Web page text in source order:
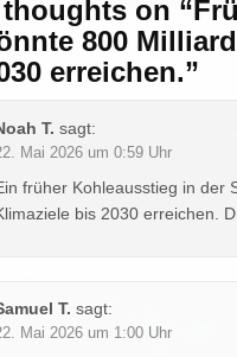
on “
800
erreichen.”
T. sagt:
Mai 2026 um 0:59 Uhr
früher Kohleausstieg in der
bis 2030 erreichen.
T. sagt:
Mai 2026 um 1:00 Uhr